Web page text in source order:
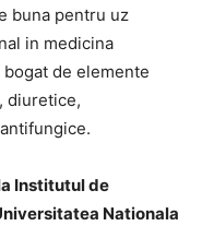
buna pentru uz
in medicina
de elemente
diuretice,
Institutul de
Nationala